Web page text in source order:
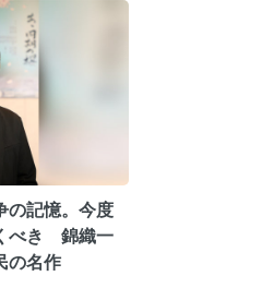
の記憶。今度
べき 錦織一
の名作